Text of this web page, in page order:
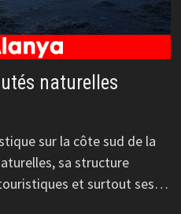
naturelles
sur la côte sud de la
sa structure
et surtout ses…